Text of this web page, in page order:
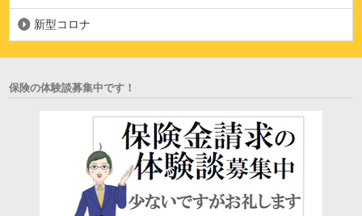
新型コロナ
保険の体験談募集中です！